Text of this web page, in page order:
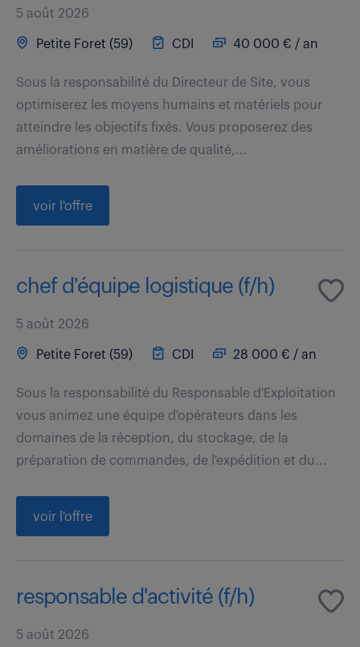
5 août 2026
Petite Foret (59) CDI 40 000 € / an
Sous la responsabilité du Directeur de Site, vous
optimiserez les moyens humains et matériels pour
atteindre les objectifs fixés. Vous proposerez des
améliorations en matière de qualité,...
voir l'offre
chef d'équipe logistique (f/h)
5 août 2026
Petite Foret (59) CDI 28 000 € / an
Sous la responsabilité du Responsable d'Exploitation
vous animez une équipe d'opérateurs dans les
domaines de la réception, du stockage, de la
préparation de commandes, de l'expédition et du...
voir l'offre
responsable d'activité (f/h)
5 août 2026